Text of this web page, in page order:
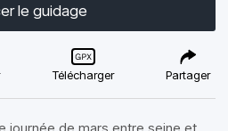
le guidage
Télécharger Partager